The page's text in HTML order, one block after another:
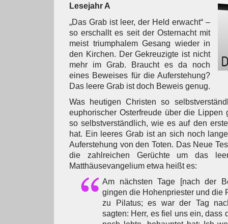
Lesejahr A
„Das Grab ist leer, der Held erwacht“ –
so erschallt es seit der Osternacht mit
meist triumphalem Gesang wieder in
den Kirchen. Der Gekreuzigte ist nicht
mehr im Grab. Braucht es da noch
eines Beweises für die Auferstehung?
Das leere Grab ist doch Beweis genug.
Was heutigen Christen so
euphorischer Osterfreude über die Lippen
so selbstverständlich, wie es auf den
hat. Ein leeres Grab ist an sich noch
Auferstehung von den Toten. Das Neue
die zahlreichen Gerüchte um das
Matthäusevangelium etwa heißt es:
Am nächsten Tage [nach der
gingen die Hohenpriester und die
zu Pilatus; es war der Tag
sagten: Herr, es fiel uns ein, dass